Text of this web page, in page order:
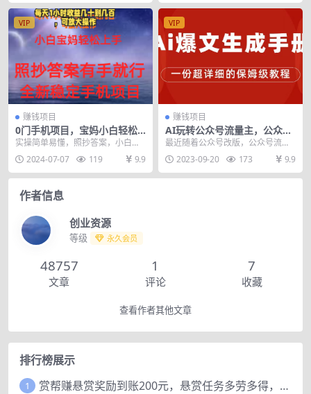
VIP
赚钱项目
0门手机项目，宝妈小白轻松
上手每天1小时几十到几百元
真实可靠长期稳定
实操简单易懂，照抄答案，小白看
完视频照样当天上手，收益当天操
作即可见效，多账号可...
2024-07-07 119 9.9
VIP
赚钱项目
AI玩转公众号流量主，公众号
爆文保姆级教程，一篇文章收
入2000+
最近随着公众号改版，公众号流量
主爆火，很多人纷纷入局 ，都想赚
一波风口上的钱。 ...
2023-09-20 173 9.9
作者信息
创业资源
等级 永久会员
48757
文章
1
评论
7
收藏
查看作者其他文章
排行榜展示
1 赏帮赚悬赏奖励到账200元，悬赏任务多劳多得，人人可做。